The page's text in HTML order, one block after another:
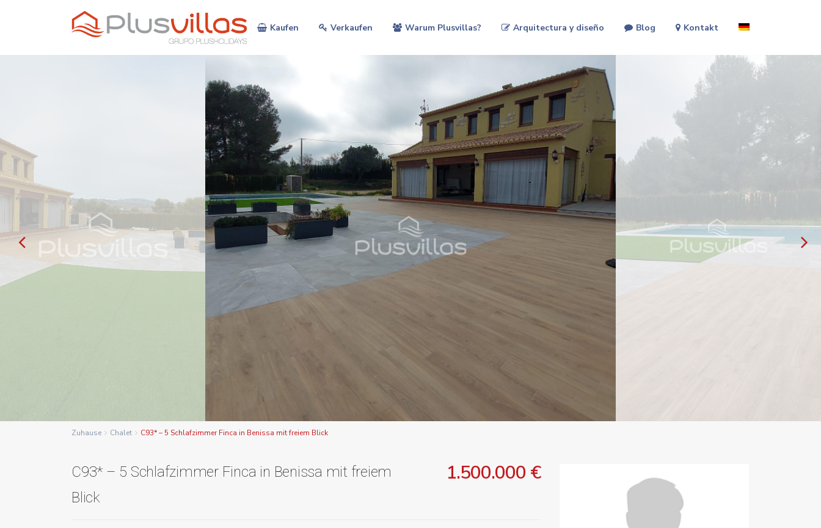
Kaufen Verkaufen Warum Plusvillas? Arquitectura y diseño Blog Kontakt
Zuhause Chalet C93* – 5 Schlafzimmer Finca in Benissa mit freiem Blick
C93* – 5 Schlafzimmer Finca in Benissa mit freiem
Blick
1.500.000 €